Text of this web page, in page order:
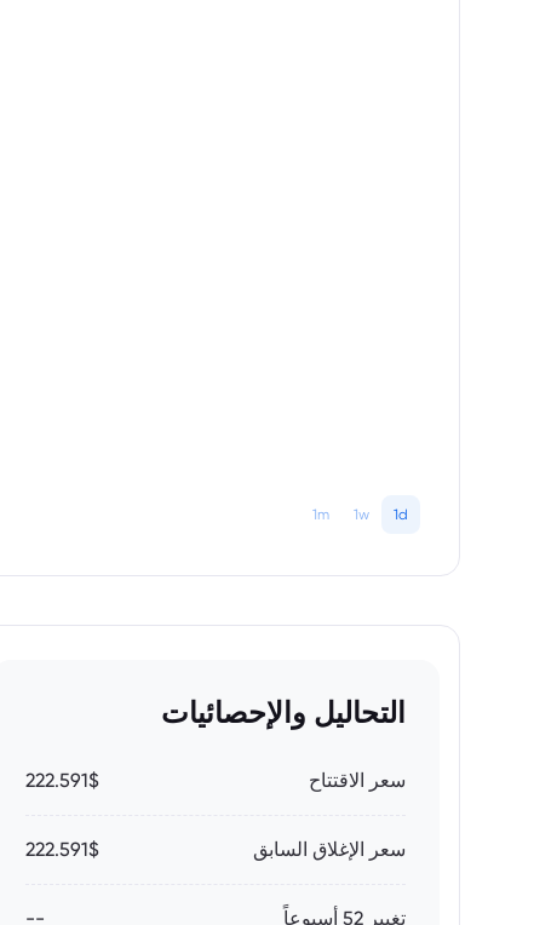
1d
1w
1m
التحاليل والإحصائيات
سعر الاقتتاح 222.591$
سعر الإغلاق السابق 222.591$
تغيير 52 أسبوعاً --